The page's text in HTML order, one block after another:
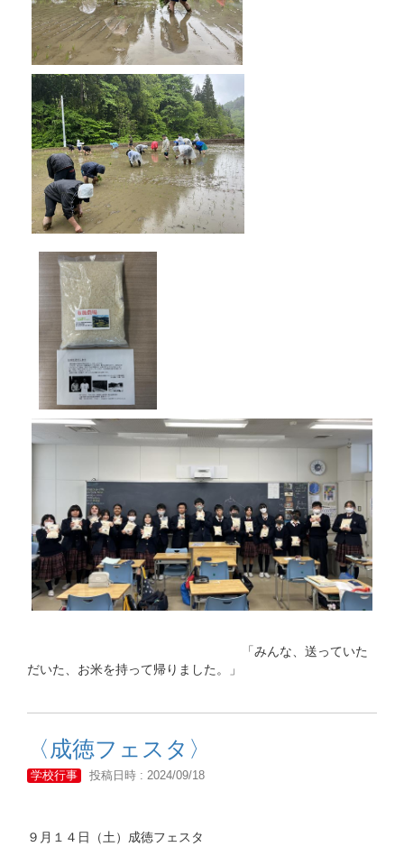
「みんな、送っていた
だいた、お米を持って帰りました。」
〈成徳フェスタ〉
学校行事 投稿日時 : 2024/09/18
９月１４日（土）成徳フェスタ